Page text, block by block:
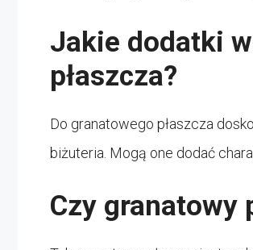
Jakie dodatki
płaszcza?
Do granatowego płaszcza
biżuteria. Mogą one dodać
Czy granatowy